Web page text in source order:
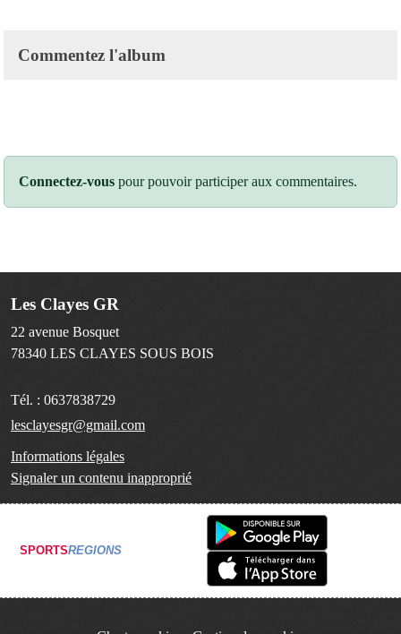
Commentez l'album
Connectez-vous pour pouvoir participer aux commentaires.
Les Clayes GR
22 avenue Bosquet
78340 LES CLAYES SOUS BOIS
Tél. : 0637838729
lesclayesgr@gmail.com
Informations légales
Signaler un contenu inapproprié
SPORTSREGIONS